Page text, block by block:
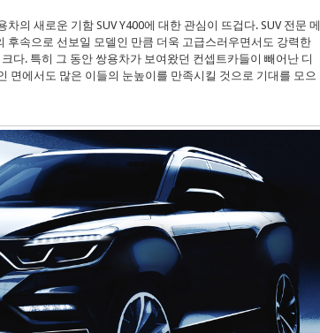
의 새로운 기함 SUV Y400에 대한 관심이 뜨겁다. SUV 전문 메
후속으로 선보일 모델인 만큼 더욱 고급스러우면서도 강력한
다. 특히 그 동안 쌍용차가 보여왔던 컨셉트카들이 빼어난 디
면에서도 많은 이들의 눈높이를 만족시킬 것으로 기대를 모으